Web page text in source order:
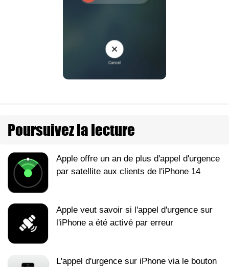
Poursuivez la lecture
Apple offre un an de plus d'appel d'urgence
par satellite aux clients de l'iPhone 14
Apple veut savoir si l'appel d'urgence sur
l'iPhone a été activé par erreur
L'appel d'urgence sur iPhone via le bouton